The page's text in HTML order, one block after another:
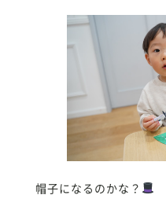
帽子になるのかな？